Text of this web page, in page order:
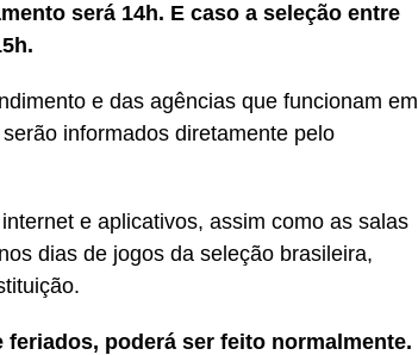
será 14h. E caso a seleção entre
e das agências que funcionam em
informados diretamente pelo
e aplicativos, assim como as salas
dias de jogos da seleção brasileira,
poderá ser feito normalmente.